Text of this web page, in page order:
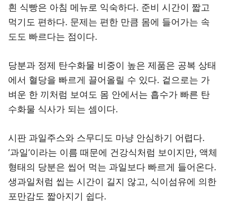
흰 식빵은 아침 메뉴로 익숙하다. 준비 시간이 짧고
먹기도 편하다. 문제는 편한 만큼 몸에 들어가는 속
도도 빠르다는 점이다.
당분과 정제 탄수화물 비중이 높은 제품은 공복 상태
에서 혈당을 빠르게 끌어올릴 수 있다. 겉으로는 가
벼운 한 끼처럼 보여도 몸 안에서는 흡수가 빠른 탄
수화물 식사가 되는 셈이다.
시판 과일주스와 스무디도 마냥 안심하기 어렵다.
‘과일’이라는 이름 때문에 건강식처럼 보이지만, 액체
형태의 당분은 씹어 먹는 과일보다 빠르게 들어온다.
생과일처럼 씹는 시간이 길지 않고, 식이섬유에 의한
포만감도 짧아지기 쉽다.